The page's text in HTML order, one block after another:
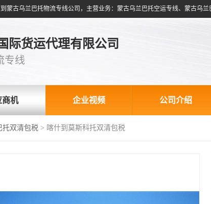
际货运代理有限公司
专线
商机 企业视频 公司介绍
托双清包税 > 喀什到莫斯科托双清包税